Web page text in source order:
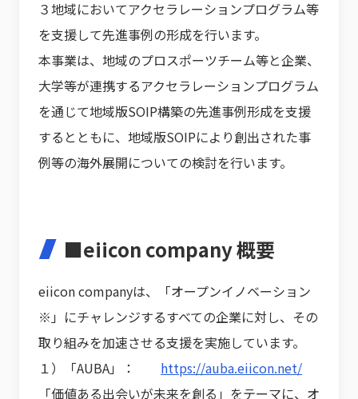
３地域においてアクセラレーションプログラム等
を支援して先進事例の形成を行います。
本事業は、地域のプロスポーツチーム等と企業、
大学等が連携するアクセラレーションプログラム
を通じて地域版SOIP構築の先進事例形成を支援
するとともに、地域版SOIPにより創出された事
例等の海外展開についての検討を行います。
■eiicon company 概要
eiicon companyは、「オープンイノベーション
※」にチャレンジするすべての企業に対し、その
取り組みを加速させる支援を実施しています。
１）「AUBA」： https://auba.eiicon.net/
「価値ある出会いが未来を創る」をテーマに、オ